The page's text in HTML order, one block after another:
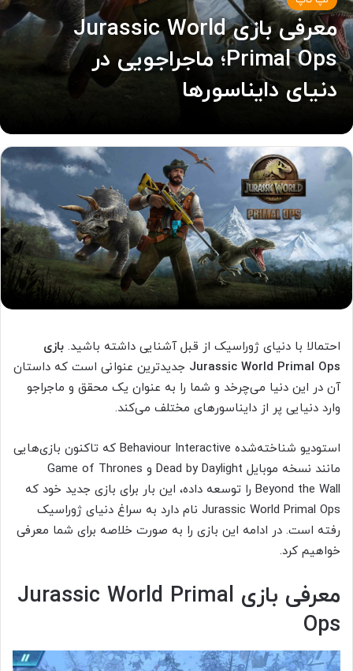
معرفی بازی Jurassic World
Primal Ops؛ ماجراجویی در
دنیای دایناسورها
احتمالا با دنیای ژوراسیک از قبل آشنایی داشته باشید. بازی
Jurassic World Primal Ops جدیدترین عنوانی است که داستان
آن در این دنیا می‌چرخد و شما را به عنوان یک محقق و ماجراجو
وارد دنیایی پر از دایناسورهای مختلف می‌کند.
استودیو شناخته‌شده Behaviour Interactive که تاکنون بازی‌هایی
مانند نسخه موبایل Dead by Daylight و Game of Thrones
Beyond the Wall را توسعه داده، این بار برای بازی جدید خود که
Jurassic World Primal Ops نام دارد به سراغ دنیای ژوراسیک
رفته است. در ادامه این بازی را به صورت خلاصه برای شما معرفی
خواهیم کرد.
معرفی بازی Jurassic World Primal
Ops